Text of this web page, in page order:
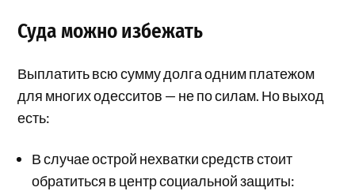
Суда можно избежать
Выплатить всю сумму долга одним платежом
для многих одесситов — не по силам. Но выход
есть:
В случае острой нехватки средств стоит
обратиться в центр социальной защиты: